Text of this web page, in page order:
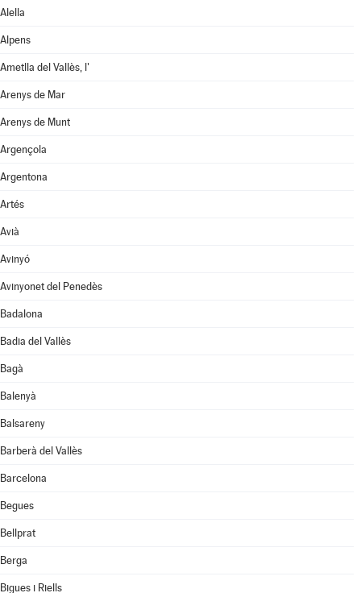
Alella
Alpens
Ametlla del Vallès, l'
Arenys de Mar
Arenys de Munt
Argençola
Argentona
Artés
Avià
Avinyó
Avinyonet del Penedès
Badalona
Badia del Vallès
Bagà
Balenyà
Balsareny
Barberà del Vallès
Barcelona
Begues
Bellprat
Berga
Bigues i Riells